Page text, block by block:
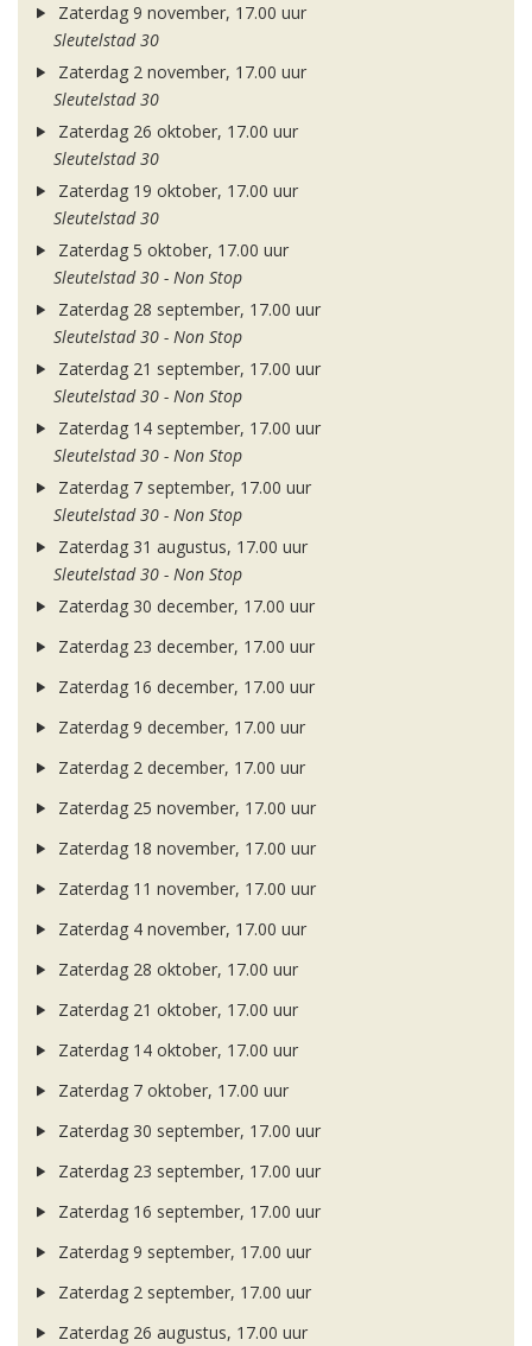
Zaterdag 9 november, 17.00 uur
Sleutelstad 30
Zaterdag 2 november, 17.00 uur
Sleutelstad 30
Zaterdag 26 oktober, 17.00 uur
Sleutelstad 30
Zaterdag 19 oktober, 17.00 uur
Sleutelstad 30
Zaterdag 5 oktober, 17.00 uur
Sleutelstad 30 - Non Stop
Zaterdag 28 september, 17.00 uur
Sleutelstad 30 - Non Stop
Zaterdag 21 september, 17.00 uur
Sleutelstad 30 - Non Stop
Zaterdag 14 september, 17.00 uur
Sleutelstad 30 - Non Stop
Zaterdag 7 september, 17.00 uur
Sleutelstad 30 - Non Stop
Zaterdag 31 augustus, 17.00 uur
Sleutelstad 30 - Non Stop
Zaterdag 30 december, 17.00 uur
Zaterdag 23 december, 17.00 uur
Zaterdag 16 december, 17.00 uur
Zaterdag 9 december, 17.00 uur
Zaterdag 2 december, 17.00 uur
Zaterdag 25 november, 17.00 uur
Zaterdag 18 november, 17.00 uur
Zaterdag 11 november, 17.00 uur
Zaterdag 4 november, 17.00 uur
Zaterdag 28 oktober, 17.00 uur
Zaterdag 21 oktober, 17.00 uur
Zaterdag 14 oktober, 17.00 uur
Zaterdag 7 oktober, 17.00 uur
Zaterdag 30 september, 17.00 uur
Zaterdag 23 september, 17.00 uur
Zaterdag 16 september, 17.00 uur
Zaterdag 9 september, 17.00 uur
Zaterdag 2 september, 17.00 uur
Zaterdag 26 augustus, 17.00 uur